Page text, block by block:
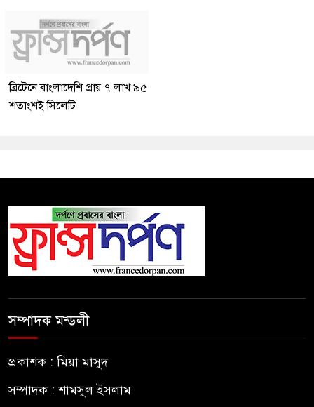
ব্রিটেনে বাংলাদেশি প্রায় ৭ লাখ ৯৫
শতাংশই সিলেটি
সম্পাদক মন্ডলী
প্রকাশক : মিয়া মাসুদ
সম্পাদক : শামসুল ইসলাম